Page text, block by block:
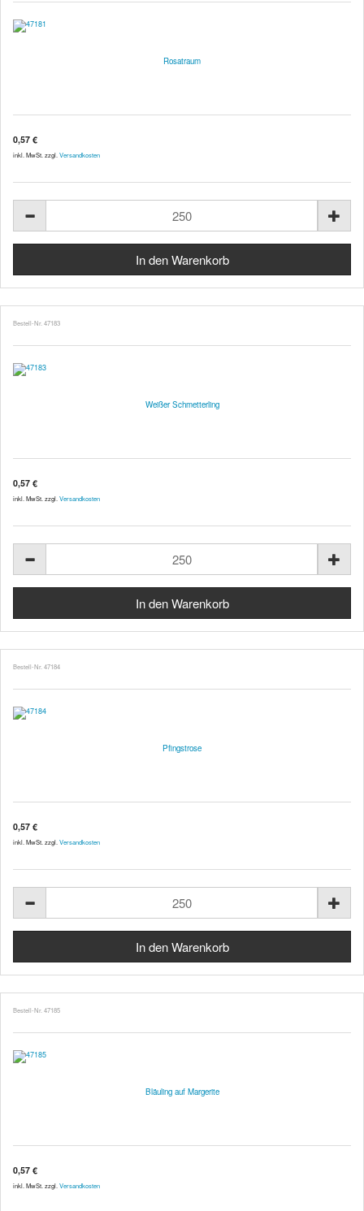
Rosatraum
0,57 €
inkl. MwSt. zzgl. Versandkosten
Bestell-Nr. 47183
Weißer Schmetterling
0,57 €
inkl. MwSt. zzgl. Versandkosten
Bestell-Nr. 47184
Pfingstrose
0,57 €
inkl. MwSt. zzgl. Versandkosten
Bestell-Nr. 47185
Bläuling auf Margerite
0,57 €
inkl. MwSt. zzgl. Versandkosten